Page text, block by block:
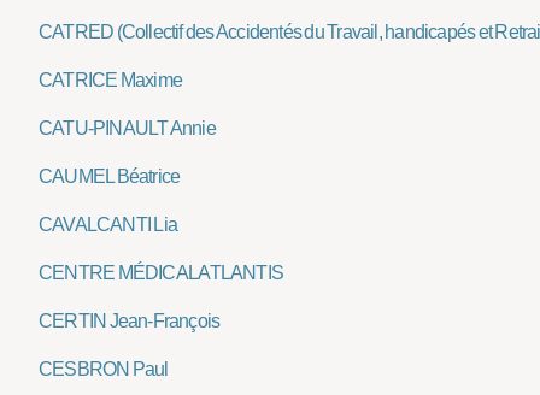
CATRED (Collectif des Accidentés du Travail, handicapés et
CATRICE Maxime
CATU-PINAULT Annie
CAUMEL Béatrice
CAVALCANTI Lia
CENTRE MÉDICAL ATLANTIS
CERTIN Jean-François
CESBRON Paul